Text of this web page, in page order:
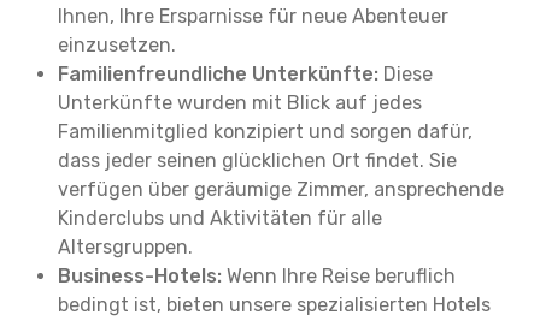
Ihnen, Ihre Ersparnisse für neue Abenteuer
einzusetzen.
Familienfreundliche Unterkünfte: Diese
Unterkünfte wurden mit Blick auf jedes
Familienmitglied konzipiert und sorgen dafür,
dass jeder seinen glücklichen Ort findet. Sie
verfügen über geräumige Zimmer, ansprechende
Kinderclubs und Aktivitäten für alle
Altersgruppen.
Business-Hotels: Wenn Ihre Reise beruflich
bedingt ist, bieten unsere spezialisierten Hotels